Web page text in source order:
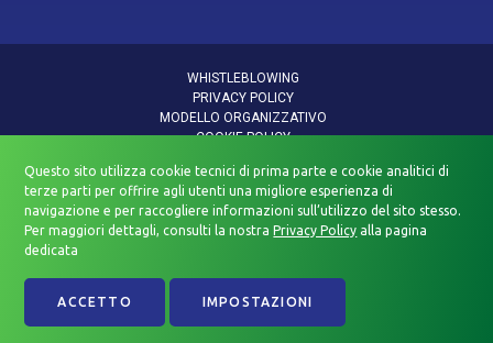
WHISTLEBLOWING
PRIVACY POLICY
MODELLO ORGANIZZATIVO
COOKIE POLICY
INFORMATIVA PRIVACY VIDEOSORVEGLIANZA
POLITICA QUALITÀ E SICUREZZA
DICHIARAZIONE DI ACCESSIBILITÀ
Questo sito utilizza cookie tecnici di prima parte e cookie analitici di
terze parti per offrire agli utenti una migliore esperienza di
navigazione e per raccogliere informazioni sull’utilizzo del sito stesso.
Per maggiori dettagli, consulti la nostraPrivacy Policy alla pagina
dedicata
ACCETTO IMPOSTAZIONI